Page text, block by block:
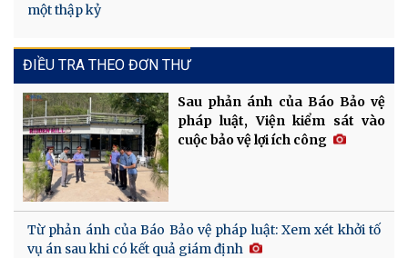
một thập kỷ
ĐIỀU TRA THEO ĐƠN THƯ
Sau phản ánh của Báo Bảo vệ
pháp luật, Viện kiểm sát vào
cuộc bảo vệ lợi ích công
Từ phản ánh của Báo Bảo vệ pháp luật: Xem xét khởi tố
vụ án sau khi có kết quả giám định